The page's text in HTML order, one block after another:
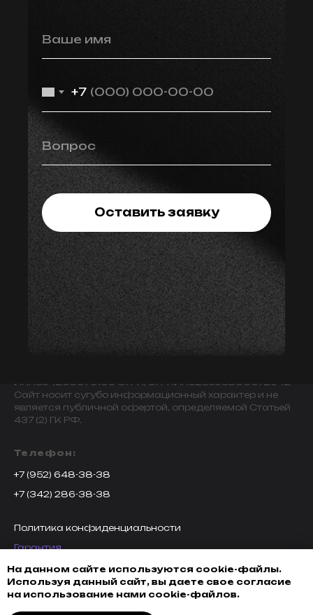
Ваше имя
+7
Вопрос
Оставить заявку
ИНН594203076109 ОГРН/ОГРНИП325595800072942
Сайт носит сугубо информационный характер и не
является публичной офертой, определяемой Статьей
437 (2) ГК РФ.
Телефон:
+7 (952) 648-38-38
+7 (342) 286-38-38
Политика конфиденциальности
Гарантия
Возврат товара
Доставка, оплата и кредитование
На данном сайте используются cookie-файлы.
Используя данный сайт, вы даете свое согласие
на использование нами cookie-файлов.